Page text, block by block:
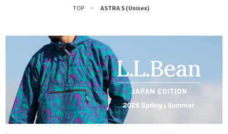
TOP > ASTRA S (Unisex)